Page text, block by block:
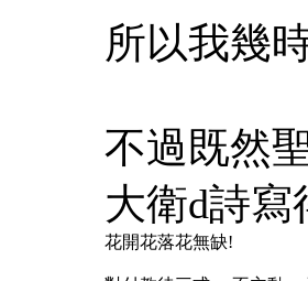
所以我幾
不過既然
大衛d詩寫
花開花落花無缺!